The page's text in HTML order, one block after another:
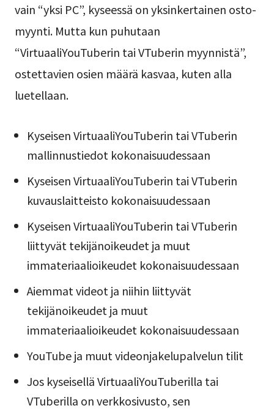
vain “yksi PC”, kyseessä on yksinkertainen osto-
myynti. Mutta kun puhutaan
“VirtuaaliYouTuberin tai VTuberin myynnistä”,
ostettavien osien määrä kasvaa, kuten alla
luetellaan.
Kyseisen VirtuaaliYouTuberin tai VTuberin
mallinnustiedot kokonaisuudessaan
Kyseisen VirtuaaliYouTuberin tai VTuberin
kuvauslaitteisto kokonaisuudessaan
Kyseisen VirtuaaliYouTuberin tai VTuberin
liittyvät tekijänoikeudet ja muut
immateriaalioikeudet kokonaisuudessaan
Aiemmat videot ja niihin liittyvät
tekijänoikeudet ja muut
immateriaalioikeudet kokonaisuudessaan
YouTube ja muut videonjakelupalvelun tilit
Jos kyseisellä VirtuaaliYouTuberilla tai
VTuberilla on verkkosivusto, sen